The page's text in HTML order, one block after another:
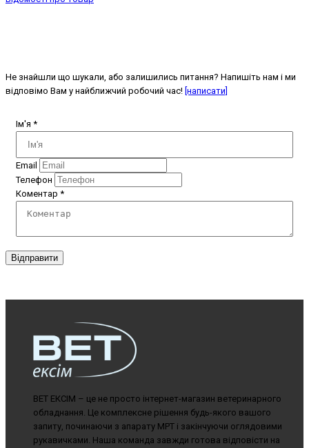
Не знайшли що шукали, або залишились питання? Напишіть нам і ми
відповімо Вам у найближчий робочий час! [написати]
Ім'я *
Email
Телефон
Коментар *
Відправити
ВЕТ ЕКСІМ – це не просто інтернет-магазин ветеринарного
обладнання. Це комплексне рішення будь-якого вашого
запиту, починаючи з апарату МРТ і закінчуючи оглядовими
рукавичками. Наша команда завжди готова відповісти на